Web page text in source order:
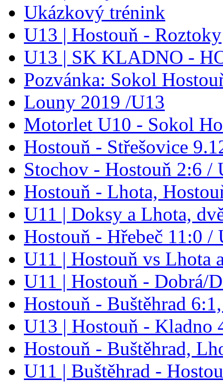
Ukázkový trénink
U13 | Hostouň - Roztoky
U13 | SK KLADNO -
Pozvánka: Sokol
Louny 2019 /U13
Motorlet U10 - Sokol
Hostouň - Střešovice
Stochov - Hostouň 2:6 /
Hostouň - Lhota,
U11 | Doksy a Lhota,
Hostouň - Hřebeč 11:0 /
U11 | Hostouň vs Lhota
U11 | Hostouň - Dobrá/
Hostouň - Buštěhrad
U13 | Hostouň - Kladno
Hostouň - Buštěhrad,
U11 | Buštěhrad -